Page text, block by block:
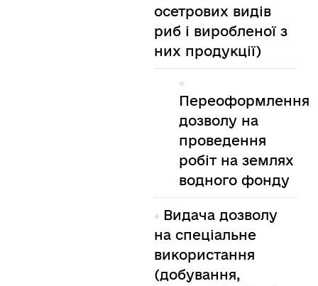
осетрових видів
риб і виробленої з
них продукції)
Переоформлення
дозволу на
проведення
робіт на землях
водного фонду
Видача дозволу
на спеціальне
використання
(добування,